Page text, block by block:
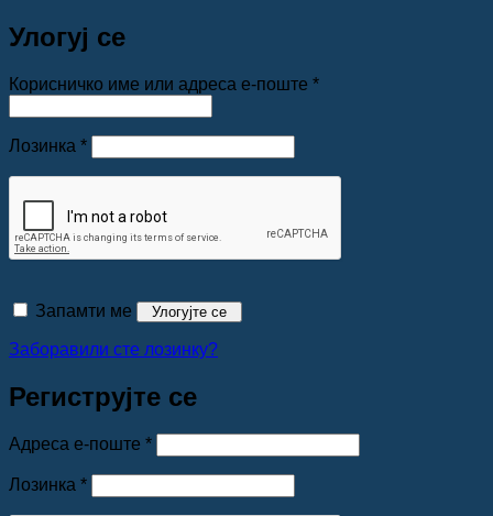
Улогуј се
Корисничко име или адреса е-поште *Обавезно
Лозинка *Обавезно
Запамти ме Улогујте се
Заборавили сте лозинку?
Региструјте се
Адреса е-поште *Обавезно
Лозинка *Обавезно